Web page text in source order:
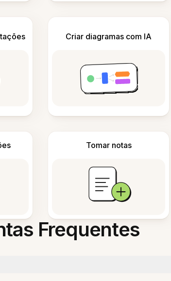
Criar diagramas com IA
Tomar notas
Frequentes